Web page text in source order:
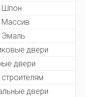
Шпон
двери
двери
двери